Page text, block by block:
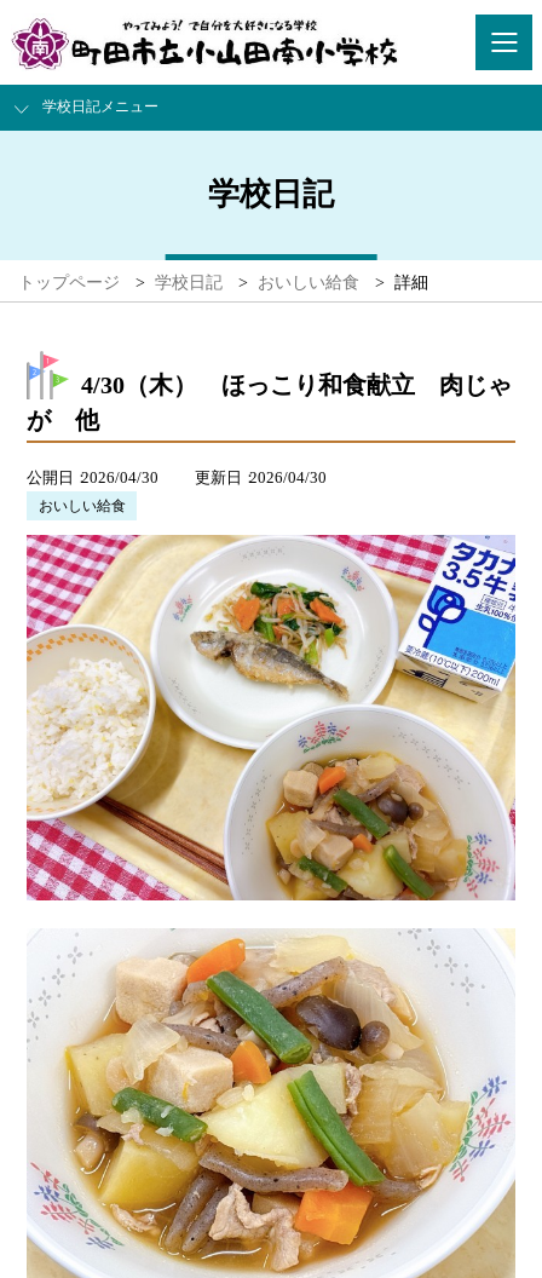
学校日記メニュー
学校日記
トップページ > 学校日記 > おいしい給食 > 詳細
4/30（木） ほっこり和食献立 肉じゃ
が 他
公開日 2026/04/30 更新日 2026/04/30
おいしい給食